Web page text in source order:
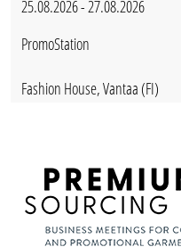
25.08.2026 - 27.08.2026
PromoStation
Fashion House, Vantaa (FI)